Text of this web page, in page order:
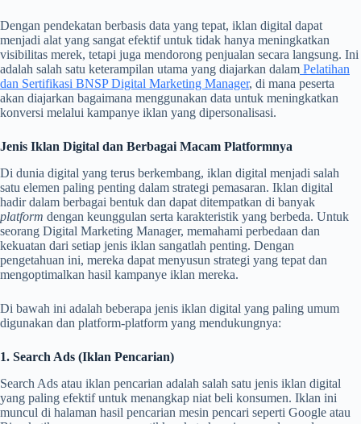
Dengan pendekatan berbasis data yang tepat, iklan digital dapat
menjadi alat yang sangat efektif untuk tidak hanya meningkatkan
visibilitas merek, tetapi juga mendorong penjualan secara langsung. Ini
adalah salah satu keterampilan utama yang diajarkan dalam Pelatihan
dan Sertifikasi BNSP Digital Marketing Manager, di mana peserta
akan diajarkan bagaimana menggunakan data untuk meningkatkan
konversi melalui kampanye iklan yang dipersonalisasi.
Jenis Iklan Digital dan Berbagai Macam Platformnya
Di dunia digital yang terus berkembang, iklan digital menjadi salah
satu elemen paling penting dalam strategi pemasaran. Iklan digital
hadir dalam berbagai bentuk dan dapat ditempatkan di banyak
platform dengan keunggulan serta karakteristik yang berbeda. Untuk
seorang Digital Marketing Manager, memahami perbedaan dan
kekuatan dari setiap jenis iklan sangatlah penting. Dengan
pengetahuan ini, mereka dapat menyusun strategi yang tepat dan
mengoptimalkan hasil kampanye iklan mereka.
Di bawah ini adalah beberapa jenis iklan digital yang paling umum
digunakan dan platform-platform yang mendukungnya:
1. Search Ads (Iklan Pencarian)
Search Ads atau iklan pencarian adalah salah satu jenis iklan digital
yang paling efektif untuk menangkap niat beli konsumen. Iklan ini
muncul di halaman hasil pencarian mesin pencari seperti Google atau